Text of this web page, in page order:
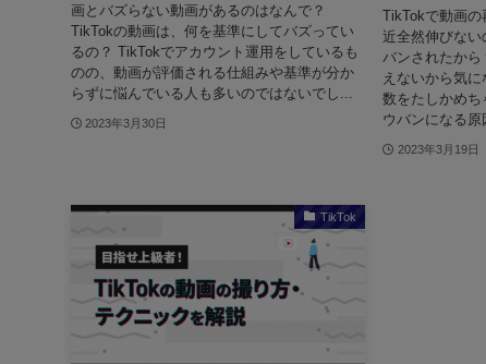
画とバズらない動画があるのはなんで？
TikTokの動画は、何を基準にしてバズってい
るの？ TikTokでアカウント運用をしているも
のの、動画が評価される仕組みや基準が分か
らずに悩んでいる人も多いのではないでし...
2023年3月30日
TikTokで動画の
近全然伸びな
バンされたか
えないから気
数をたしかめ
ウバンになる原
2023年3月19日
TikTok